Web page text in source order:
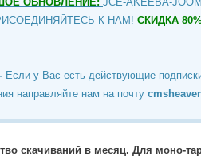
ПРИСОЕДИНЯЙТЕСЬ К НАМ! СКИДКА
Если у Вас есть действующие
направляйте нам на почту
скачиваний в месяц. Для